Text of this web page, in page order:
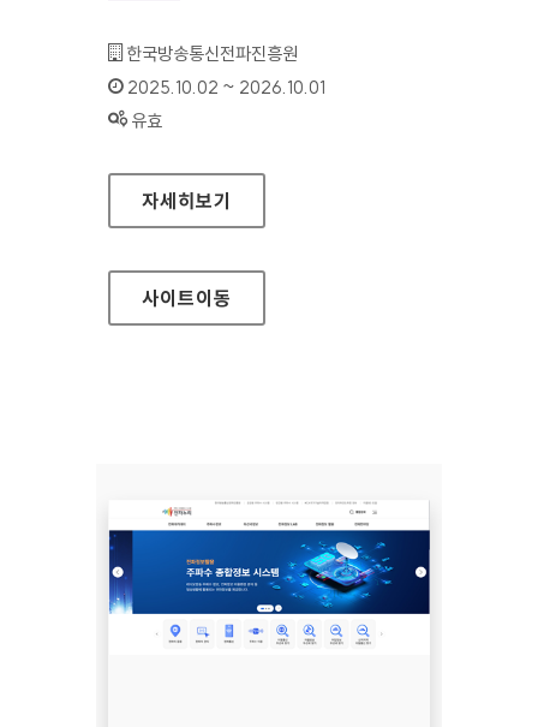
기관명 :
한국방송통신전파진흥원
인증기간 :
2025.10.02 ~ 2026.10.01
상태 :
유효
민간용주파수수요관리시스템
자세히보기
사이트이동